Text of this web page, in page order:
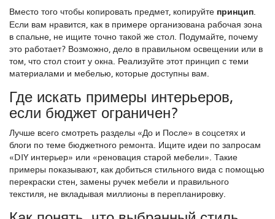
Вместо того чтобы копировать предмет, копируйте принцип.
Если вам нравится, как в примере организована рабочая зона
в спальне, не ищите точно такой же стол. Подумайте, почему
это работает? Возможно, дело в правильном освещении или в
том, что стол стоит у окна. Реализуйте этот принцип с теми
материалами и мебелью, которые доступны вам.
Где искать примеры интерьеров,
если бюджет ограничен?
Лучше всего смотреть разделы «До и После» в соцсетях и
блоги по теме бюджетного ремонта. Ищите идеи по запросам
«DIY интерьер» или «реновация старой мебели». Такие
примеры показывают, как добиться стильного вида с помощью
перекраски стен, замены ручек мебели и правильного
текстиля, не вкладывая миллионы в перепланировку.